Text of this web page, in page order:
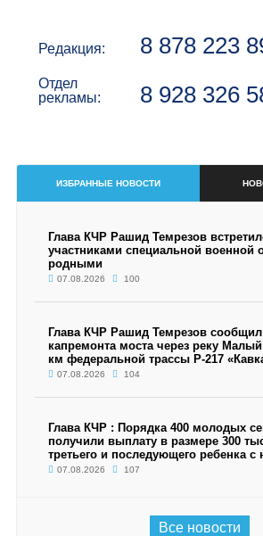
Редакция: 8 878 223
Отдел
рекламы:
8 928 326
ИЗБРАННЫЕ НОВОСТИ
Глава КЧР Рашид Темрезов
участниками специальной военной
родными
07.08.2026 100
Глава КЧР Рашид Темрезов
капремонта моста через реку
км федеральной трассы Р-217
07.08.2026 104
Глава КЧР : Порядка 400 молодых
получили выплату в размере 300
третьего и последующего ребенка с
07.08.2026 107
Все новости